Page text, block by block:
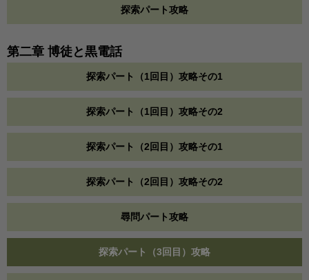
探索パート攻略
第二章 博徒と黒電話
探索パート（1回目）攻略その1
探索パート（1回目）攻略その2
探索パート（2回目）攻略その1
探索パート（2回目）攻略その2
尋問パート攻略
探索パート（3回目）攻略